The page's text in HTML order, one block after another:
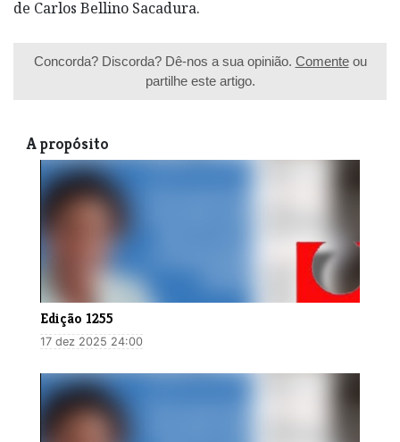
de Carlos Bellino Sacadura.
Concorda? Discorda? Dê-nos a sua opinião. Comenteou
partilhe este artigo.
A propósito
Edição 1255
17 dez 2025 24:00